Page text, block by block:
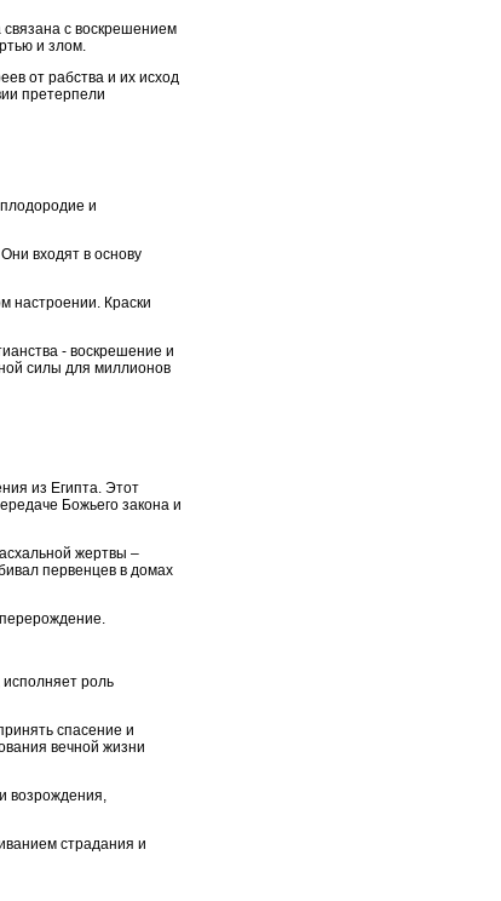
связана с воскрешением
и злом.
от рабства и их исход
претерпели
и
входят в основу
настроении. Краски
- воскрешение и
силы для миллионов
из Египта. Этот
Божьего закона и
жертвы –
первенцев в домах
роль
спасение и
вечной жизни
возрождения,
страдания и